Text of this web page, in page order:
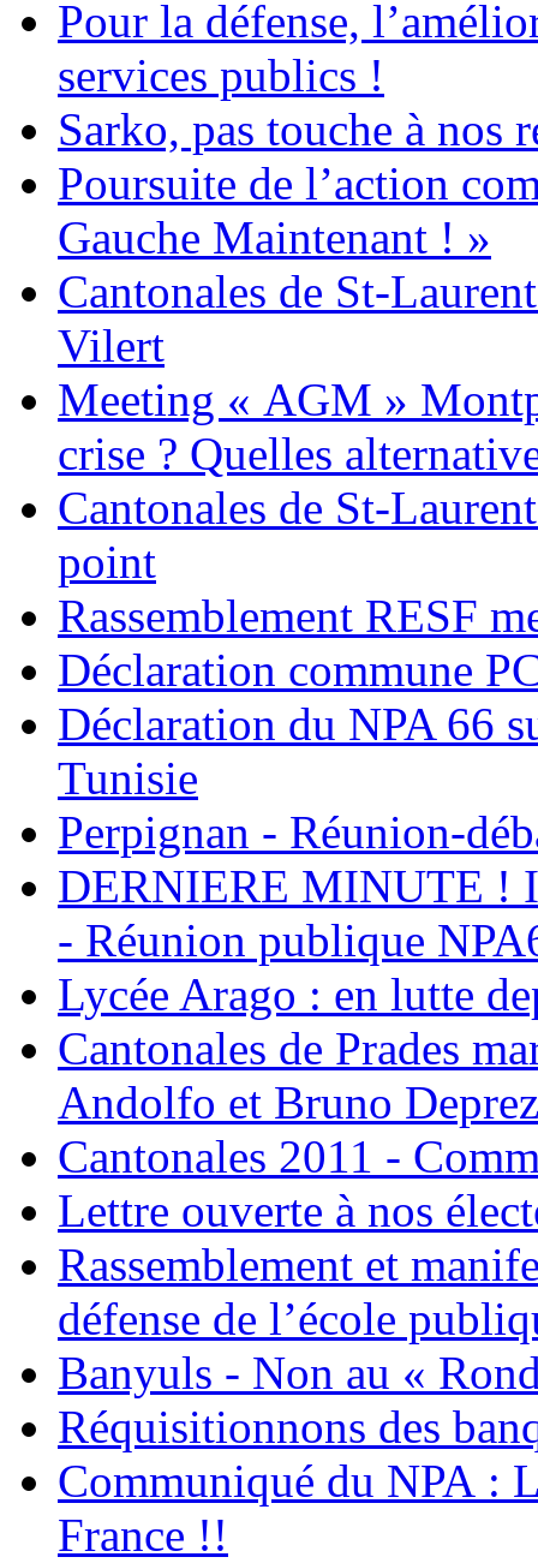
Pour la défense,
services publics !
Sarko, pas touche à nos
Poursuite de l’action
Gauche Maintenant ! »
Cantonales de St-
Vilert
Meeting « AGM »
crise ? Quelles
Cantonales de St-
point
Rassemblement RESF
Déclaration commune
Déclaration du NPA 66
Tunisie
Perpignan - Réunion-
DERNIERE MINUTE !
- Réunion publique
Lycée Arago : en lutte
Cantonales de Prades
Andolfo et Bruno
Cantonales 2011 -
Lettre ouverte à nos
Rassemblement et
défense de l’école
Banyuls - Non au «
Réquisitionnons des
Communiqué du NPA :
France !!